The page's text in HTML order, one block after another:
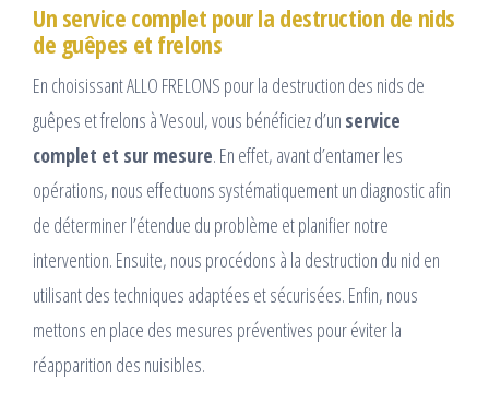
Un service complet pour la destruction de nids
de guêpes et frelons
En choisissant ALLO FRELONS pour la destruction des nids de
guêpes et frelons à Vesoul, vous bénéficiez d’un service
complet et sur mesure. En effet, avant d’entamer les
opérations, nous effectuons systématiquement un diagnostic afin
de déterminer l’étendue du problème et planifier notre
intervention. Ensuite, nous procédons à la destruction du nid en
utilisant des techniques adaptées et sécurisées. Enfin, nous
mettons en place des mesures préventives pour éviter la
réapparition des nuisibles.